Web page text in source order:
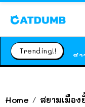
Trending!!
Home / สยามเมือง